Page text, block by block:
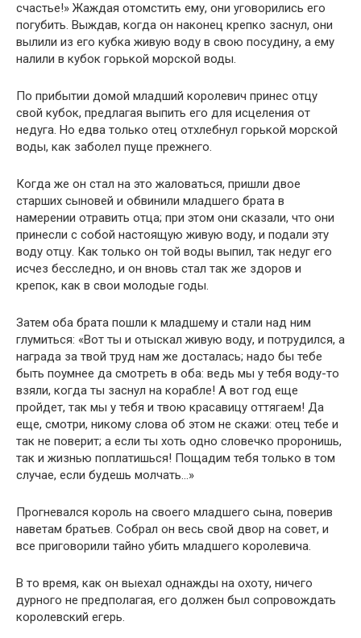
счастье!» Жаждая отомстить ему, они уговорились его
погубить. Выждав, когда он наконец крепко заснул, они
вылили из его кубка живую воду в свою посудину, а ему
налили в кубок горькой морской воды.
По прибытии домой младший королевич принес отцу
свой кубок, предлагая выпить его для исцеления от
недуга. Но едва только отец отхлебнул горькой морской
воды, как заболел пуще прежнего.
Когда же он стал на это жаловаться, пришли двое
старших сыновей и обвинили младшего брата в
намерении отравить отца; при этом они сказали, что они
принесли с собой настоящую живую воду, и подали эту
воду отцу. Как только он той воды выпил, так недуг его
исчез бесследно, и он вновь стал так же здоров и
крепок, как в свои молодые годы.
Затем оба брата пошли к младшему и стали над ним
глумиться: «Вот ты и отыскал живую воду, и потрудился, а
награда за твой труд нам же досталась; надо бы тебе
быть поумнее да смотреть в оба: ведь мы у тебя воду-то
взяли, когда ты заснул на корабле! А вот год еще
пройдет, так мы у тебя и твою красавицу оттягаем! Да
еще, смотри, никому слова об этом не скажи: отец тебе и
так не поверит; а если ты хоть одно словечко проронишь,
так и жизнью поплатишься! Пощадим тебя только в том
случае, если будешь молчать…»
Прогневался король на своего младшего сына, поверив
наветам братьев. Собрал он весь свой двор на совет, и
все приговорили тайно убить младшего королевича.
В то время, как он выехал однажды на охоту, ничего
дурного не предполагая, его должен был сопровождать
королевский егерь.